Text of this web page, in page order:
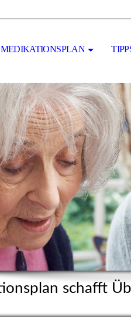
MEDIKATIONSPLAN
schafft